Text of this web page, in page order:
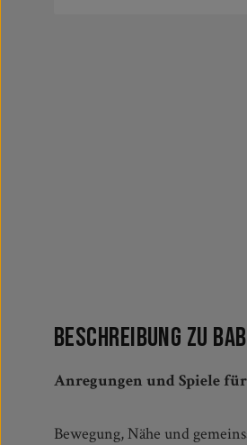
Beschreibung zu
Anregungen und Spiele
Bewegung, Nähe und